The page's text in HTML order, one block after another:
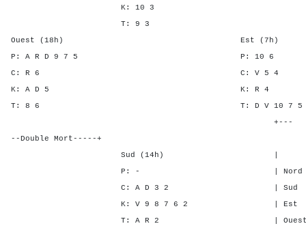
K: 10 3
T: 9 3
Ouest (18h) Est (7h)
P: A R D 9 7 5 P:
C: R 6 C: V
K: A D 5 K:
T: 8 6 T: D V 10 7
+---
--Double Mort-----+
Sud (14h) | SA P
P: - | Nord - - 2
C: A D 3 2 | Sud - -
K: V 9 8 7 6 2 | Est 2
T: A R 2 | Ouest 2 2